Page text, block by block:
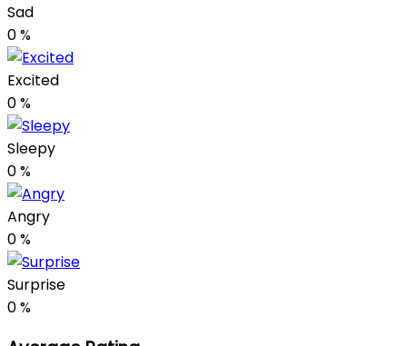
Sad
0%
Excited
0%
Sleepy
0%
Angry
0%
Surprise
0%